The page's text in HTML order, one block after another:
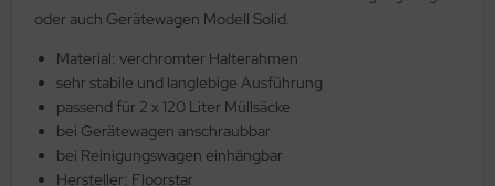
oder auch Gerätewagen Modell Solid.
Material: verchromter Halterahmen
sehr stabile und langlebige Ausführung
passend für 2 x 120 Liter Müllsäcke
bei Gerätewagen anschraubbar
bei Reinigungswagen einhängbar
Hersteller: Floorstar